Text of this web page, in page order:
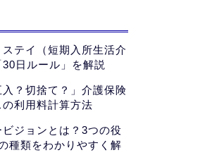
ステイ（短期入所生活介
日ルール」を解説
入？切捨て？」介護保険
利用料計算方法
ビジョンとは？3つの役
種類をわかりやすく解